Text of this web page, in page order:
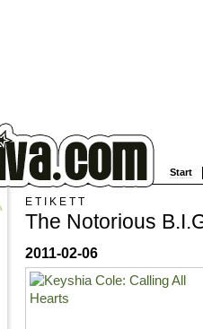
Start
ETIKETT
The Notorious
2011-02-06